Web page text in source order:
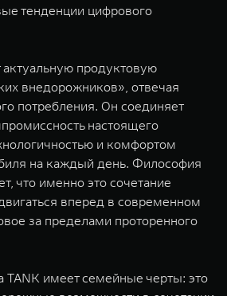
WEY 80
Масштаб
от 8 099
тенденции цифрового
актуальную продуктовую
внедорожников», отвечая
потребления. Он соединяет
настоящего
и комфортом
на каждый день. Философия
что именно это сочетание
вперед в современном
за пределами проторенного
имеет семейные черты: это